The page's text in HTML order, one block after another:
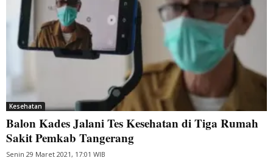
Kesehatan
Balon Kades Jalani Tes Kesehatan di Tiga Rumah
Sakit Pemkab Tangerang
Senin 29 Maret 2021, 17:01 WIB